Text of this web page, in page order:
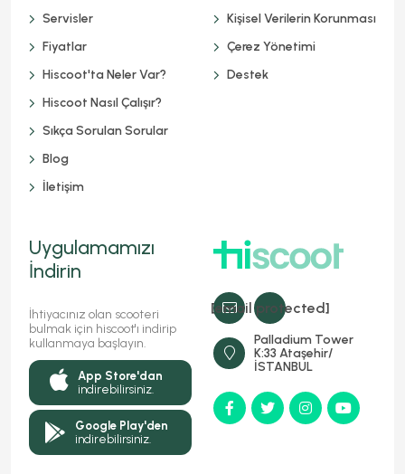
[email protected]
Palladium Tower
K:33 Ataşehir/
İSTANBUL
Servisler
Fiyatlar
Hiscoot'ta Neler Var?
Hiscoot Nasıl Çalışır?
Sıkça Sorulan Sorular
Blog
İletişim
Kişisel Verilerin Korunması
Çerez Yönetimi
Destek
Uygulamamızı
İndirin
İhtiyacınız olan scooteri
bulmak için hiscoot'ı indirip
kullanmaya başlayın.
App Store'dan
indirebilirsiniz.
Google Play'den
indirebilirsiniz.